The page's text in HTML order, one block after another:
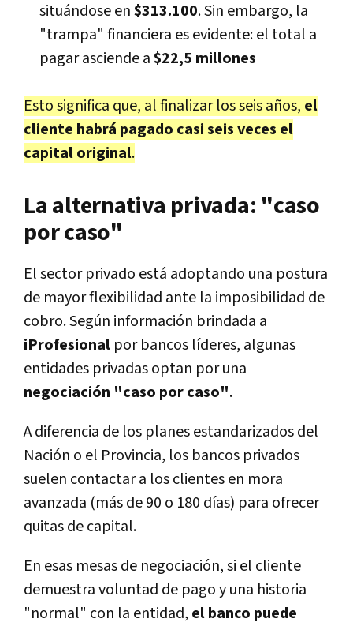
situándose en$313.100. Sin embargo, la
"trampa" financiera es evidente: el total a
pagar asciende a$22,5 millones
Esto significa que, al finalizar los seis años, el
cliente habrá pagado casi seis veces el
capital original.
La alternativa privada: "caso
por caso"
El sector privado está adoptando una postura
de mayor flexibilidad ante la imposibilidad de
cobro. Según información brindada a
iProfesional por bancos líderes, algunas
entidades privadas optan por una
negociación "caso por caso".
A diferencia de los planes estandarizados del
Nación o el Provincia, los bancos privados
suelen contactar a los clientes en mora
avanzada (más de 90 o 180 días) para ofrecer
quitas de capital.
En esas mesas de negociación, si el cliente
demuestra voluntad de pago y una historia
"normal" con la entidad, el banco puede